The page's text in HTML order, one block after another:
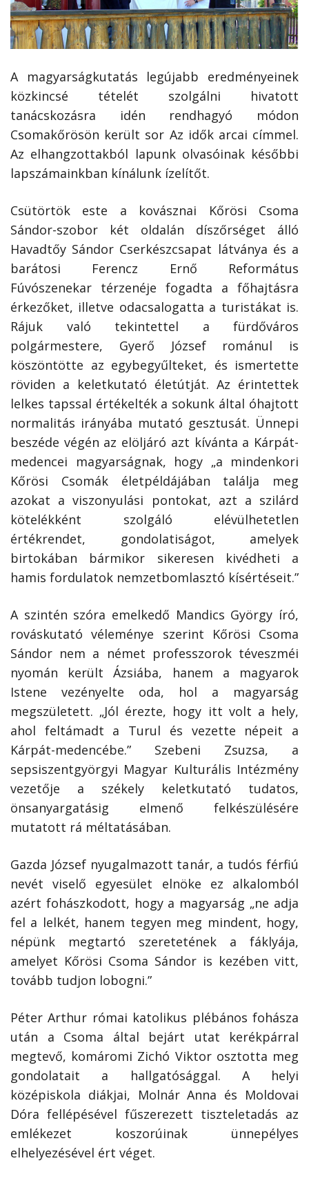
A magyarságkutatás legújabb eredményeinek
közkincsé tételét szolgálni hivatott
tanácskozásra idén rendhagyó módon
Csomakőrösön került sor Az idők arcai címmel.
Az elhangzottakból lapunk olvasóinak későbbi
lapszámainkban kínálunk ízelítőt.
Csütörtök este a kovásznai Kőrösi Csoma
Sándor-szobor két oldalán díszőrséget álló
Havadtőy Sándor Cserkészcsapat látványa és a
barátosi Ferencz Ernő Református
Fúvószenekar térzenéje fogadta a főhajtásra
érkezőket, illetve odacsalogatta a turistákat is.
Rájuk való tekintettel a fürdőváros
polgármestere, Gyerő József románul is
köszöntötte az egybegyűlteket, és ismertette
röviden a keletkutató életútját. Az érintettek
lelkes tapssal értékelték a sokunk által óhajtott
normalitás irányába mutató gesztusát. Ünnepi
beszéde végén az elöljáró azt kívánta a Kárpát-
medencei magyarságnak, hogy „a mindenkori
Kőrösi Csomák életpéldájában találja meg
azokat a viszonyulási pontokat, azt a szilárd
kötelékként szolgáló elévülhetetlen
értékrendet, gondolatiságot, amelyek
birtokában bármikor sikeresen kivédheti a
hamis fordulatok nemzetbomlasztó kísértéseit.”
A szintén szóra emelkedő Mandics György író,
rováskutató véleménye szerint Kőrösi Csoma
Sándor nem a német professzorok téveszméi
nyomán került Ázsiába, hanem a magyarok
Istene vezényelte oda, hol a magyarság
megszületett. „Jól érezte, hogy itt volt a hely,
ahol feltámadt a Turul és vezette népeit a
Kárpát-medencébe.” Szebeni Zsuzsa, a
sepsiszentgyörgyi Magyar Kulturális Intézmény
vezetője a székely keletkutató tudatos,
önsanyargatásig elmenő felkészülésére
mutatott rá méltatásában.
Gazda József nyugalmazott tanár, a tudós férfiú
nevét viselő egyesület elnöke ez alkalomból
azért fohászkodott, hogy a magyarság „ne adja
fel a lelkét, hanem tegyen meg mindent, hogy,
népünk megtartó szeretetének a fáklyája,
amelyet Kőrösi Csoma Sándor is kezében vitt,
tovább tudjon lobogni.”
Péter Arthur római katolikus plébános fohásza
után a Csoma által bejárt utat kerékpárral
megtevő, komáromi Zichó Viktor osztotta meg
gondolatait a hallgatósággal. A helyi
középiskola diákjai, Molnár Anna és Moldovai
Dóra fellépésé­vel fűszerezett tiszteletadás az
emlékezet koszorúinak ünnepélyes
elhelyezésével ért véget.